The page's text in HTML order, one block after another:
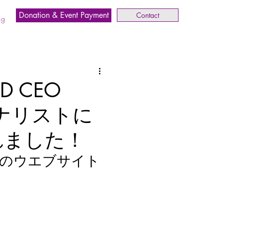
Donation & Event Payment Contact
CEO
リストに
した！
ウエブサイト